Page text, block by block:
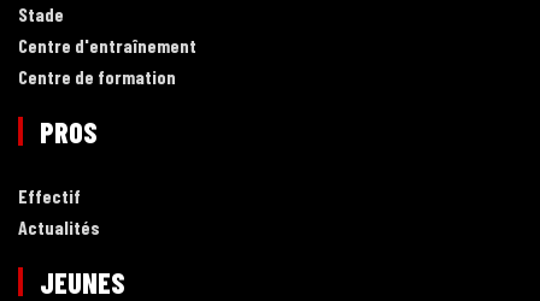
Stade
Centre d'entraînement
Centre de formation
PROS
Effectif
Actualités
JEUNES